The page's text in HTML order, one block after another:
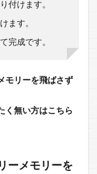
付けます。
ます。
完成です。
モリーを飛ばさず
く無い方はこちら
ーメモリーを